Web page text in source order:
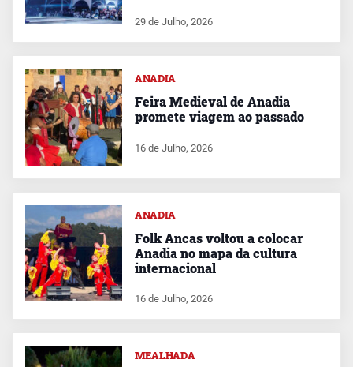
29 de Julho, 2026
ANADIA
Feira Medieval de Anadia
promete viagem ao passado
16 de Julho, 2026
ANADIA
Folk Ancas voltou a colocar
Anadia no mapa da cultura
internacional
16 de Julho, 2026
MEALHADA